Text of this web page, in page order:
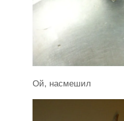
Ой, насмешил